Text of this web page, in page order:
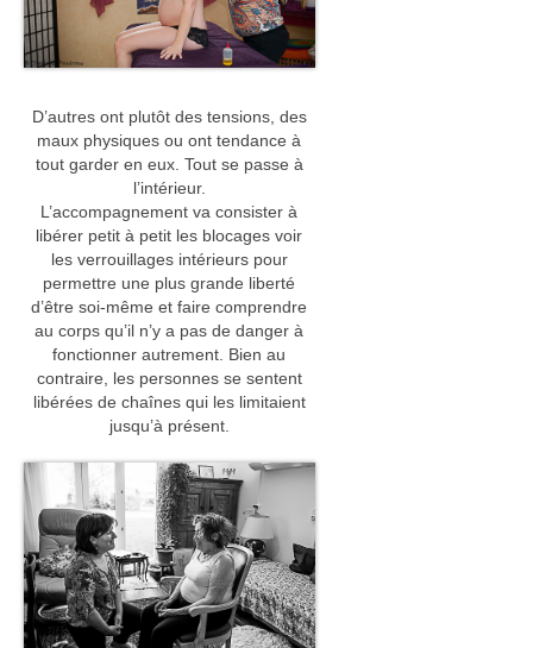
Initiation aux Soins Energétiques
Formation Annales Akashiques Diplômante
Formation Constellations Systémiques
Familiales Karmiques Chamaniques et Animales
Accompagnement des Thérapeutes
Accompagnement personnalisé
Constellation professionnelle
Cercle de Pratiques thérapeutes et futurs
thérapeutes
Témoignages
Actualités
Soin de l’Aura
Agenda 2026
Contact et Tarifs
D’autres ont plutôt des tensions, des
maux physiques ou ont tendance à
tout garder en eux. Tout se passe à
l’intérieur.
L’accompagnement va consister à
libérer petit à petit les blocages voir
les verrouillages intérieurs pour
permettre une plus grande liberté
d’être soi-même et faire comprendre
au corps qu’il n’y a pas de danger à
fonctionner autrement. Bien au
contraire, les personnes se sentent
libérées de chaînes qui les limitaient
jusqu’à présent.